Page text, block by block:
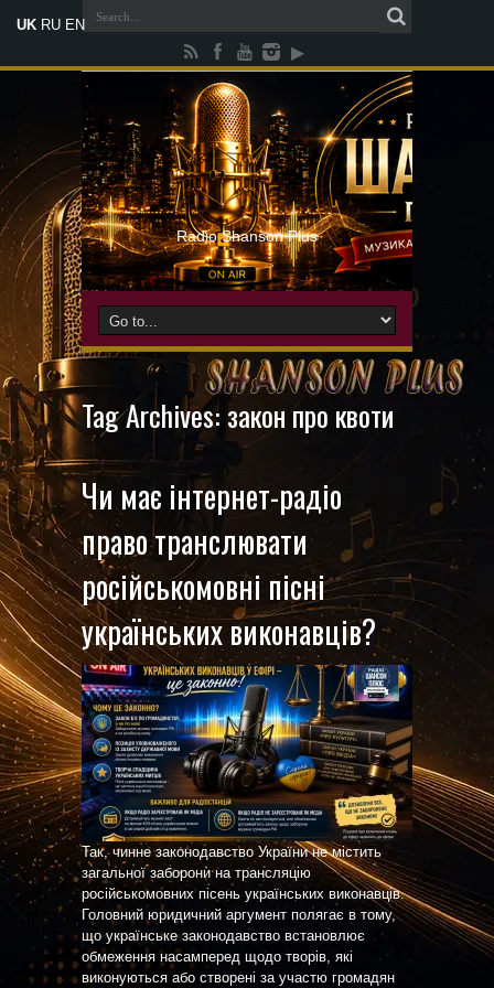
Radio Shanson Plus
Tag Archives:закон про квоти
Чи має інтернет-радіо
право транслювати
російськомовні пісні
українських виконавців?
Так, чинне законодавство України не містить
загальної заборони на трансляцію
російськомовних пісень українських виконавців.
Головний юридичний аргумент полягає в тому,
що українське законодавство встановлює
обмеження насамперед щодо творів, які
виконуються або створені за участю громадян
UK RU EN